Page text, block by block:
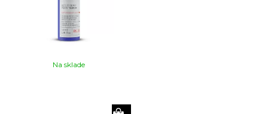
Na sklade